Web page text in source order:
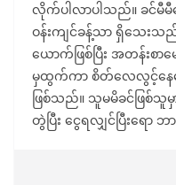
လိုက်ပါလာပါသည်။ ခင်မီမီ
ဝန်းကျင်ခန့်သာ ရှိသေး
ယောက်ဖြစ်ပြီး အတန်းစာ
မှထွက်ကာ စိတ်လေလွင့်နေ
ဖြစ်သည်။ သူမမိခင်ဖြစ်
တွဲပြီး ငွေရလျှင်ပြီးရေ